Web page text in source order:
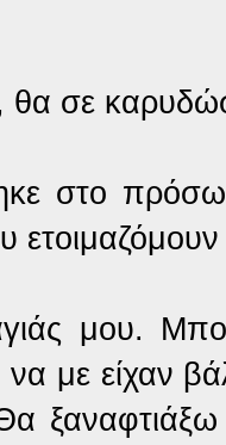
θα σε
στο
μου.
να με είχαν
ξαναφτιάξω